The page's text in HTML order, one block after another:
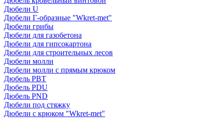
Дюбели U
Дюбели Г-образные "Wkret-met"
Дюбели грибы
Дюбели для газобетона
Дюбели для гипсокартона
Дюбели для строительных лесов
Дюбели молли
Дюбели молли с прямым крюком
Дюбель PBT
Дюбель PDU
Дюбель PND
Дюбели под стяжку
Дюбели с крюком "Wkret-met"